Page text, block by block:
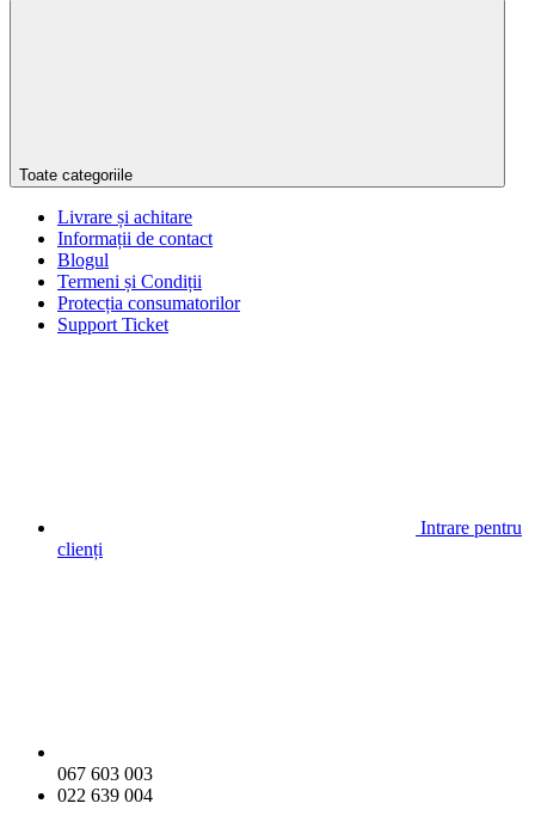
Toate categoriile
Livrare și achitare
Informații de contact
Blogul
Termeni și Condiții
Protecția consumatorilor
Support Ticket
Intrare pentru
clienți
067 603 003
022 639 004